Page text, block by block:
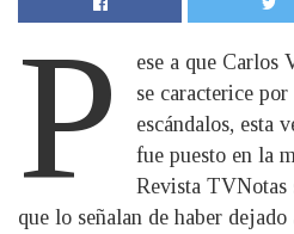
P
ese a que Carlos
se caracterice
escándalos, esta
fue puesto en la
Revista TVNotas
que lo señalan de haber